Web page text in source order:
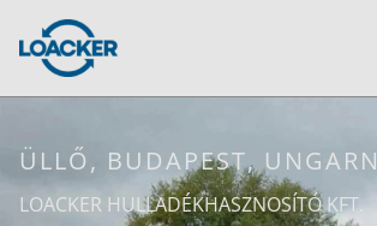
ÜLLŐ, BUDAPEST, UNGARN
LOACKER HULLADÉKHASZNOSÍTÓ KFT.